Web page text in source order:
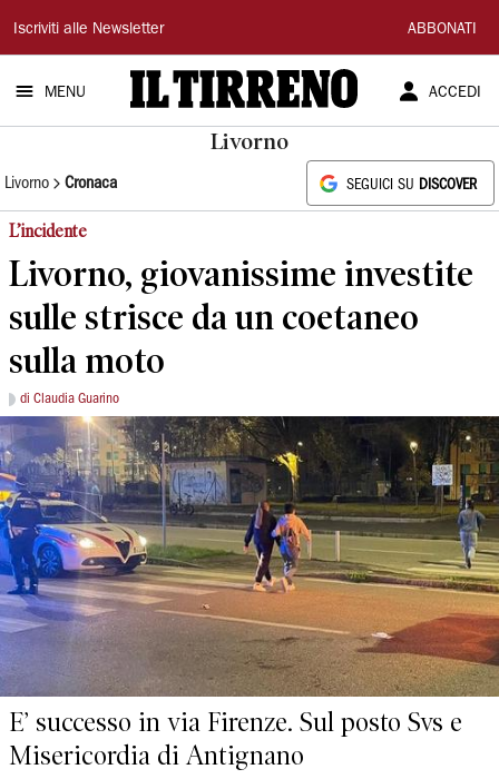
Il
Tirreno
Iscriviti alle Newsletter ABBONATI
MENU ACCEDI
Livorno
Livorno Cronaca SEGUICI SU DISCOVER
L’incidente
Livorno, giovanissime investite
sulle strisce da un coetaneo
sulla moto
di Claudia Guarino
E’ successo in via Firenze. Sul posto Svs e
Misericordia di Antignano